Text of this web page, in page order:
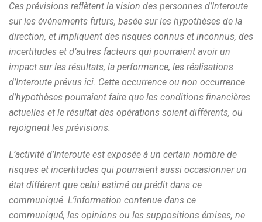
Ces prévisions reflètent la vision des personnes d’Interoute
sur les événements futurs, basée sur les hypothèses de la
direction, et impliquent des risques connus et inconnus, des
incertitudes et d’autres facteurs qui pourraient avoir un
impact sur les résultats, la performance, les réalisations
d’Interoute prévus ici. Cette occurrence ou non occurrence
d’hypothèses pourraient faire que les conditions financières
actuelles et le résultat des opérations soient différents, ou
rejoignent les prévisions.
L’activité d’Interoute est exposée à un certain nombre de
risques et incertitudes qui pourraient aussi occasionner un
état différent que celui estimé ou prédit dans ce
communiqué. L’information contenue dans ce
communiqué, les opinions ou les suppositions émises, ne